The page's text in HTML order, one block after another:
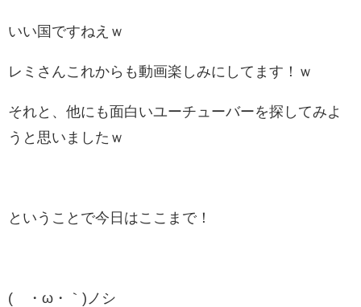
いい国ですねえｗ
レミさんこれからも動画楽しみにしてます！ｗ
それと、他にも面白いユーチューバーを探してみよ
うと思いましたｗ
ということで今日はここまで！
(´・ω・｀)ノシ